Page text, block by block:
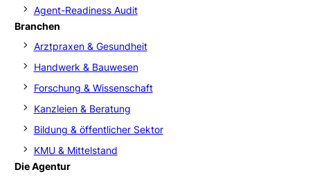
Agent-Readiness Audit
Branchen
Arztpraxen & Gesundheit
Handwerk & Bauwesen
Forschung & Wissenschaft
Kanzleien & Beratung
Bildung & öffentlicher Sektor
KMU & Mittelstand
Die Agentur